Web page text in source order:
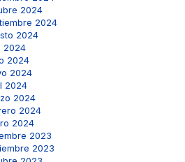
2024
2024
2024
2024
2024
2024
2024
2024
2024
2024
2023
2023